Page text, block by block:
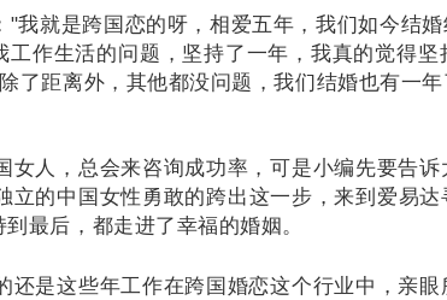
"我就是跨国恋的呀，相爱五年，我们如今结
作生活的问题，坚持了一年，我真的觉得
距离外，其他都没问题，我们结婚也有一
人，总会来咨询成功率，可是小编先要告
立的中国女性勇敢的跨出这一步，来到 爱易达
最后，都走进了幸福的婚姻。
是这些年工作在跨国婚恋这个行业中，亲